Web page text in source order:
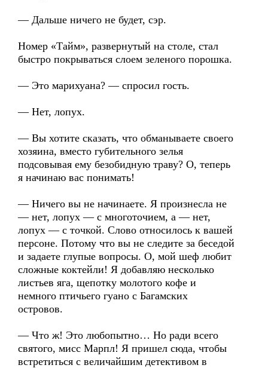
— Дальше ничего не будет, сэр.
Номер «Тайм», развернутый на столе, стал
быстро покрываться слоем зеленого порошка.
— Это марихуана? — спросил гость.
— Нет, лопух.
— Вы хотите сказать, что обманываете своего
хозяина, вместо губительного зелья
подсовывая ему безобидную траву? О, теперь
я начинаю вас понимать!
— Ничего вы не начинаете. Я произнесла не
— нет, лопух — с многоточием, а — нет,
лопух — с точкой. Слово относилось к вашей
персоне. Потому что вы не следите за беседой
и задаете глупые вопросы. О, мой шеф любит
сложные коктейли! Я добавляю несколько
листьев яга, щепотку молотого кофе и
немного птичьего гуано с Багамских
островов.
— Что ж! Это любопытно… Но ради всего
святого, мисс Марпл! Я пришел сюда, чтобы
встретиться с величайшим детективом в